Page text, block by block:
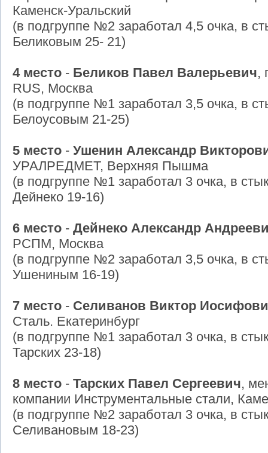
Каменск-Уральский
(в подгруппе №2 заработал 4,5 очка, в
Беликовым 25- 21)
4 место - Беликов Павел Валерьевич,
RUS, Москва
(в подгруппе №1 заработал 3,5 очка, в
Белоусовым 21-25)
5 место - Ушенин Александр
УРАЛРЕДМЕТ, Верхняя Пышма
(в подгруппе №1 заработал 3 очка, в
Дейнеко 19-16)
6 место - Дейнеко Александр
РСПМ, Москва
(в подгруппе №2 заработал 3,5 очка, в
Ушениным 16-19)
7 место - Селиванов Виктор
Сталь. Екатеринбург
(в подгруппе №1 заработал 3 очка, в
Тарских 23-18)
8 место - Тарских Павел Сергеевич,
компании Инструментальные стали,
(в подгруппе №2 заработал 3 очка, в
Селивановым 18-23)